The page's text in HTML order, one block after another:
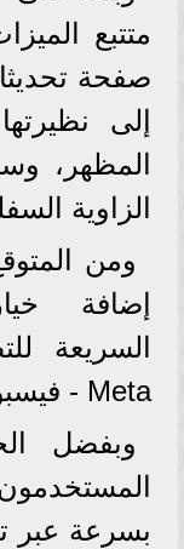
متتبع
صفحة
إلى
المظهر،
الزاوية
ومن
إضافة
السريعة
Meta - فيسبوك وإنستجرام.
وبفضل
بسرعة عبر